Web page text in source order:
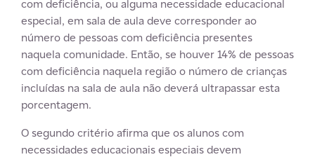
com deficiência, ou alguma necessidade educacional
especial, em sala de aula deve corresponder ao
número de pessoas com deficiência presentes
naquela comunidade. Então, se houver 14% de pessoas
com deficiência naquela região o número de crianças
incluídas na sala de aula não deverá ultrapassar esta
porcentagem.
O segundo critério afirma que os alunos com
necessidades educacionais especiais devem